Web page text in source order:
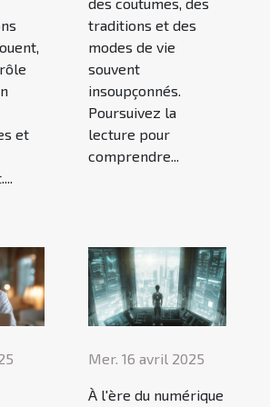
et
des coutumes, des
traditions et des
modes de vie
souvent
insoupçonnés.
Poursuivez la
lecture pour
comprendre...
Mer. 16 avril 2025
À l'ère du numérique